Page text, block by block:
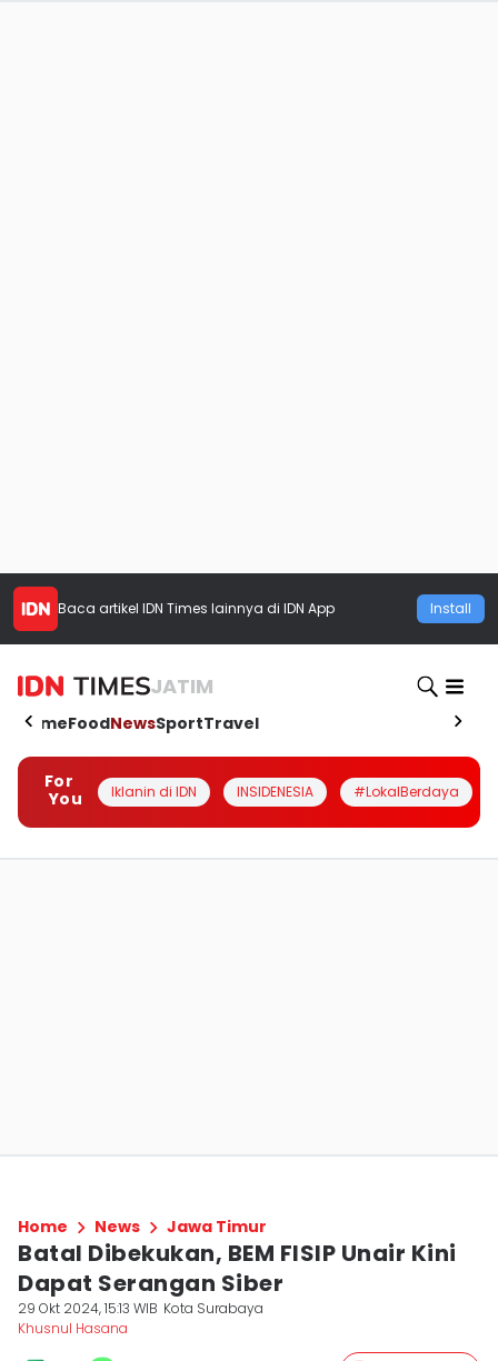
Baca artikel IDN Times lainnya di IDN App Install
JATIM
HomeFoodNewsSportTravel
For
You
Iklanin di IDN INSIDENESIA #LokalBerdaya
Home News Jawa Timur
Batal Dibekukan, BEM FISIP Unair Kini
Dapat Serangan Siber
29 Okt 2024, 15:13 WIB Kota Surabaya
Khusnul Hasana